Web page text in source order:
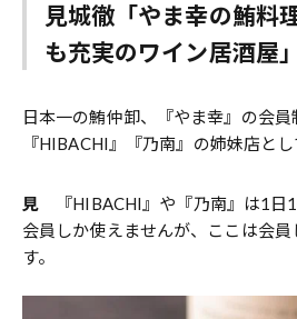
見城徹「やま幸の鮪料
も充実のワイン居酒屋」
日本一の鮪仲卸、『やま幸』の会員
『HIBACHI』『乃南』の姉妹店と
見 『HIBACHI』や『乃南』は1日
会員しか使えませんが、ここは会
す。